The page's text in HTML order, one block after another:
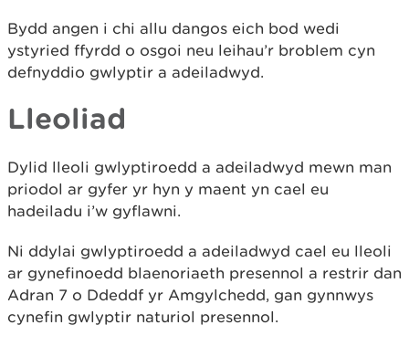
Bydd angen i chi allu dangos eich bod wedi
ystyried ffyrdd o osgoi neu leihau’r broblem cyn
defnyddio gwlyptir a adeiladwyd.
Lleoliad
Dylid lleoli gwlyptiroedd a adeiladwyd mewn man
priodol ar gyfer yr hyn y maent yn cael eu
hadeiladu i’w gyflawni.
Ni ddylai gwlyptiroedd a adeiladwyd cael eu lleoli
ar gynefinoedd blaenoriaeth presennol a restrir dan
Adran 7 o Ddeddf yr Amgylchedd, gan gynnwys
cynefin gwlyptir naturiol presennol.